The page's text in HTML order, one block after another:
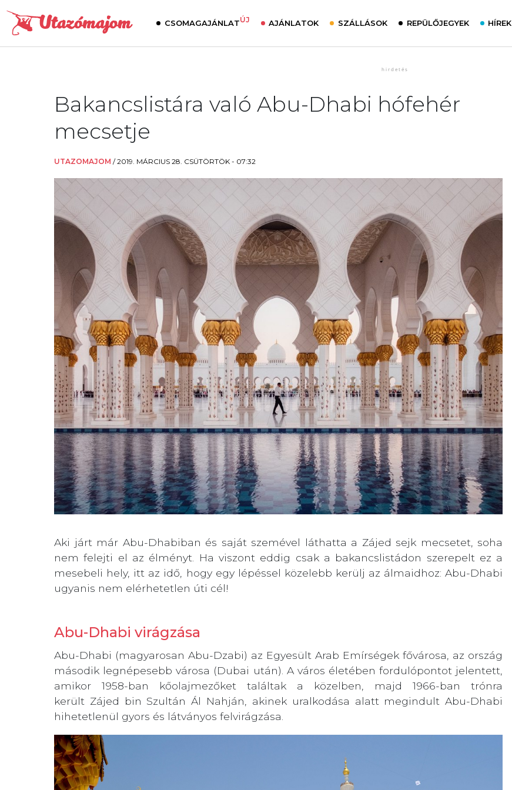
CSOMAGAJÁNLATÚJ AJÁNLATOK SZÁLLÁSOK REPÜLŐJEGYEK HÍREK
Bakancslistára való Abu-Dhabi hófehér
mecsetje
UTAZOMAJOM /2019. MÁRCIUS 28. CSÜTÖRTÖK - 07:32
Aki járt már Abu-Dhabiban és saját szemével láthatta a Zájed sejk mecsetet, soha
nem felejti el az élményt. Ha viszont eddig csak a bakancslistádon szerepelt ez a
mesebeli hely, itt az idő, hogy egy lépéssel közelebb kerülj az álmaidhoz: Abu-Dhabi
ugyanis nem elérhetetlen úti cél!
Abu-Dhabi virágzása
Abu-Dhabi (magyarosan Abu-Dzabi) az Egyesült Arab Emírségek fővárosa, az ország
második legnépesebb városa (Dubai után). A város életében fordulópontot jelentett,
amikor 1958-ban kőolajmezőket találtak a közelben, majd 1966-ban trónra
került Zájed bin Szultán Ál Nahján, akinek uralkodása alatt megindult Abu-Dhabi
hihetetlenül gyors és látványos felvirágzása.